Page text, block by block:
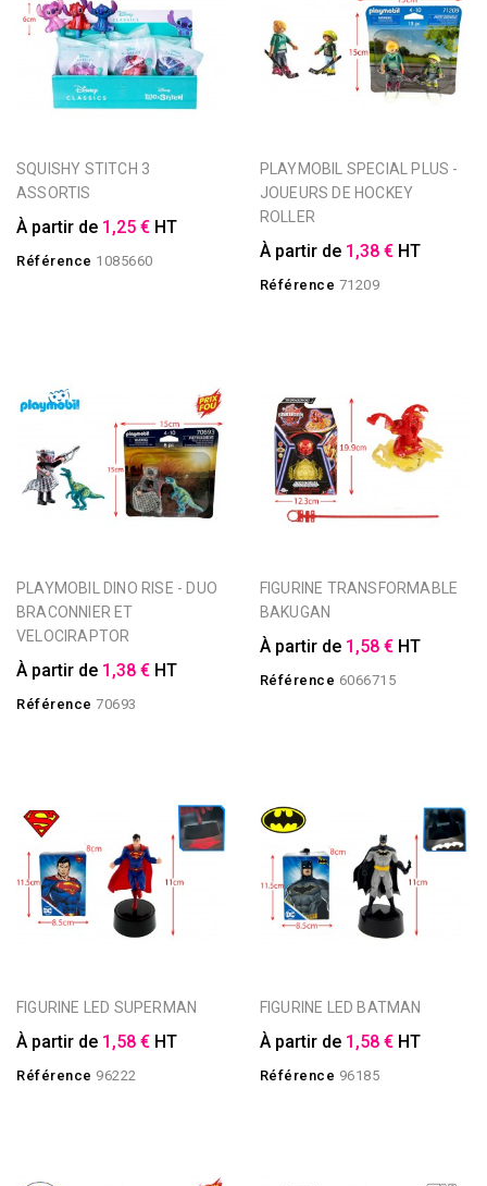
SQUISHY STITCH 3
ASSORTIS
À partir de 1,25 € HT
Référence 1085660
PLAYMOBIL SPECIAL PLUS -
JOUEURS DE HOCKEY
ROLLER
À partir de 1,38 € HT
Référence 71209
PLAYMOBIL DINO RISE - DUO
BRACONNIER ET
VELOCIRAPTOR
À partir de 1,38 € HT
Référence 70693
FIGURINE TRANSFORMABLE
BAKUGAN
À partir de 1,58 € HT
Référence 6066715
FIGURINE LED SUPERMAN
À partir de 1,58 € HT
Référence 96222
FIGURINE LED BATMAN
À partir de 1,58 € HT
Référence 96185